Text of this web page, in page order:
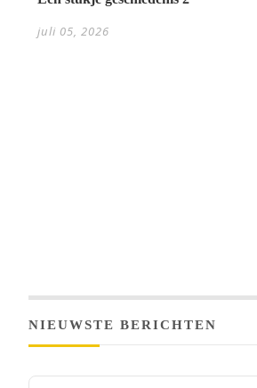
juli 05, 2026
NIEUWSTE BERICHTEN